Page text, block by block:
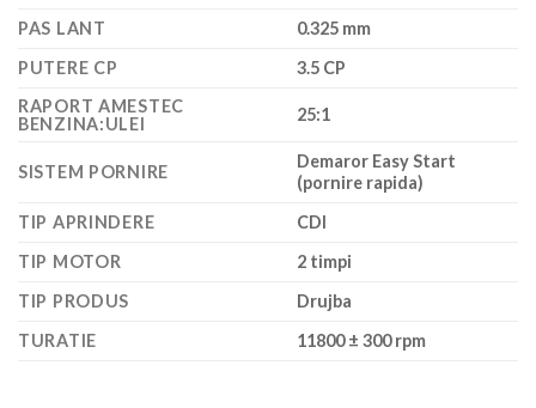
PAS LANT
0.325 mm
PUTERE CP
3.5 CP
RAPORT AMESTEC
BENZINA:ULEI
25:1
SISTEM PORNIRE
Demaror Easy Start
(pornire rapida)
TIP APRINDERE
CDI
TIP MOTOR
2 timpi
TIP PRODUS
Drujba
TURATIE
11800 ± 300 rpm